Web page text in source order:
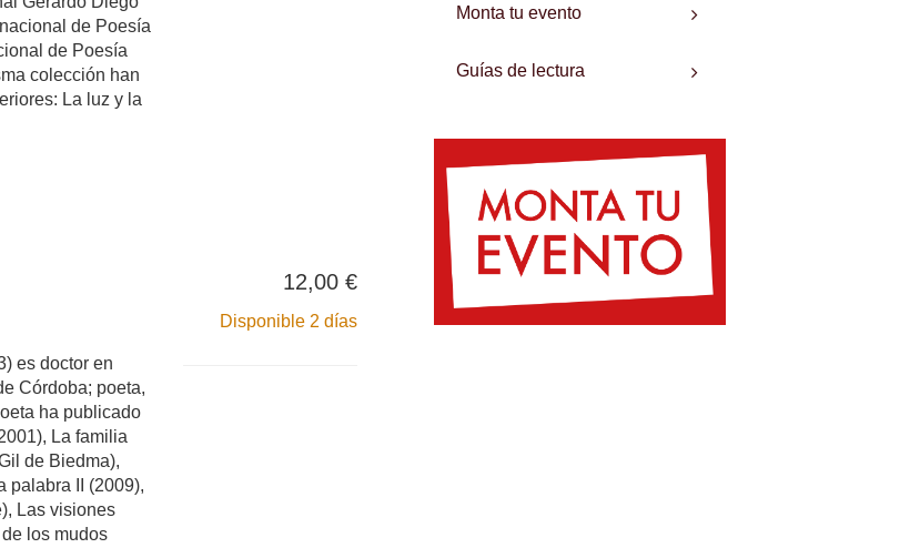
de Poesía
de Poesía
colección han
La luz y la
es doctor en
Córdoba; poeta,
ha publicado
La familia
de Biedma),
palabra II (2009),
Las visiones
los mudos
12,00 €
Disponible 2 días
Monta tu evento
Guías de lectura